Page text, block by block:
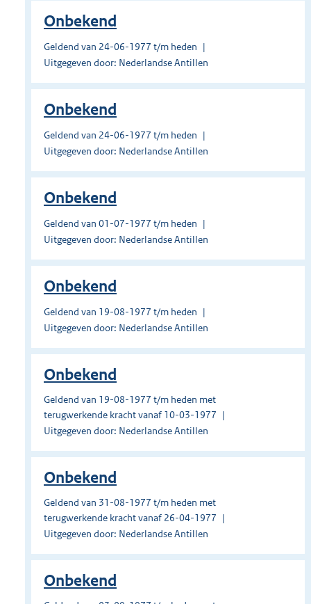
Onbekend
Geldend van 24-06-1977 t/m heden
Uitgegeven door: Nederlandse Antillen
Onbekend
Geldend van 24-06-1977 t/m heden
Uitgegeven door: Nederlandse Antillen
Onbekend
Geldend van 01-07-1977 t/m heden
Uitgegeven door: Nederlandse Antillen
Onbekend
Geldend van 19-08-1977 t/m heden
Uitgegeven door: Nederlandse Antillen
Onbekend
Geldend van 19-08-1977 t/m heden met
terugwerkende kracht vanaf 10-03-1977
Uitgegeven door: Nederlandse Antillen
Onbekend
Geldend van 31-08-1977 t/m heden met
terugwerkende kracht vanaf 26-04-1977
Uitgegeven door: Nederlandse Antillen
Onbekend